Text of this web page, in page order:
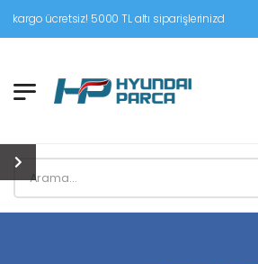
5000 TL altı siparişlerinizde siparişleriniz